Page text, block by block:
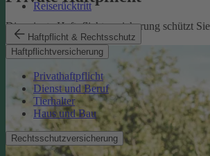
Reiserücktritt
Haftpflicht & Rechtsschutz
Haftpflichtversicherung
Privathaftpflicht
Dienst und Beruf
Tierhalter
Haus und Bau
Rechtsschutzversicherung
Die private Haftpflichtversicherung schützt
Mehr erfahren